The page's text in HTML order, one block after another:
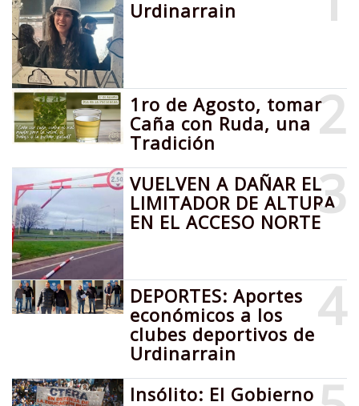
Urdinarrain
2
1ro de Agosto, tomar
Caña con Ruda, una
Tradición
3
VUELVEN A DAÑAR EL
LIMITADOR DE ALTURA
EN EL ACCESO NORTE
4
DEPORTES: Aportes
económicos a los
clubes deportivos de
Urdinarrain
Insólito: El Gobierno